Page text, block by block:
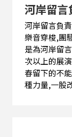
河岸留言
河岸留言負責人 / 林
樂音穿梭,團
是為河岸留言之職志也。
次以上的展
春留下的不能只是
種力量,一股改